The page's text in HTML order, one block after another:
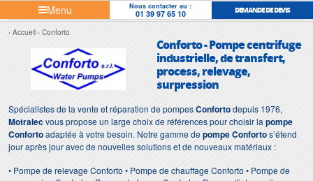
Menu Nous contacter au :
01 39 97 65 10 DEMANDE DE DEVIS
Accueil Conforto
Conforto - Pompe centrifuge
industrielle, de transfert,
process, relevage,
surpression
Spécialistes de la vente et réparation de pompesConfortodepuis 1976,
Motralecvous propose un large choix de références pour choisir la pompe
Confortoadaptée à votre besoin. Notre gamme depompe Confortos’étend
jour après jour avec de nouvelles solutions et de nouveaux matériaux :
• Pompe de relevage Conforto • Pompe de chauffage Conforto • Pompe de